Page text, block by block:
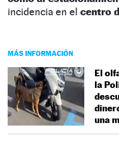
incidencia en el centro
MÁS INFORMACIÓN
El
la
una